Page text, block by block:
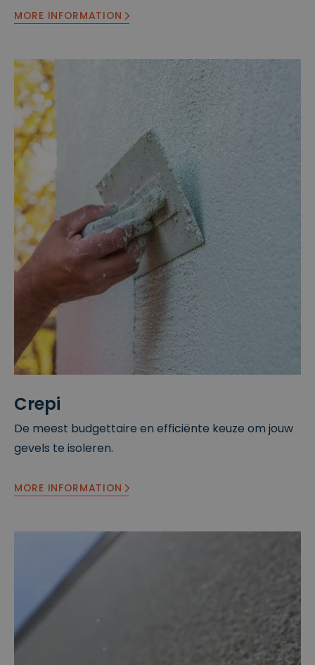
MORE INFORMATION
Crepi
De meest budgettaire en efficiënte keuze om jouw
gevels te isoleren.
MORE INFORMATION